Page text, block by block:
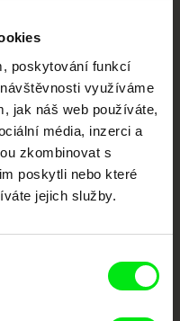
poskytování funkcí
využíváme
jak náš web používáte,
média, inzerci a
zkombinovat s
poskytli nebo které
jejich služby.
Gravity